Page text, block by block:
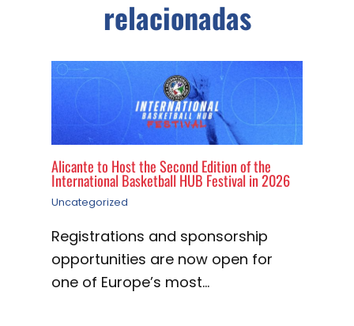
relacionadas
Alicante to Host the Second Edition of the
International Basketball HUB Festival in 2026
Uncategorized
Registrations and sponsorship
opportunities are now open for
one of Europe’s most…